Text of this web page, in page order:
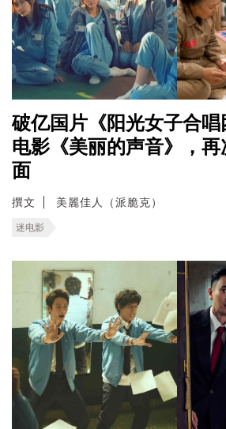
破亿国片《阳光女子合唱
电影《美丽的声音》，
面
撰文 美麗佳人（派脆克）
迷电影